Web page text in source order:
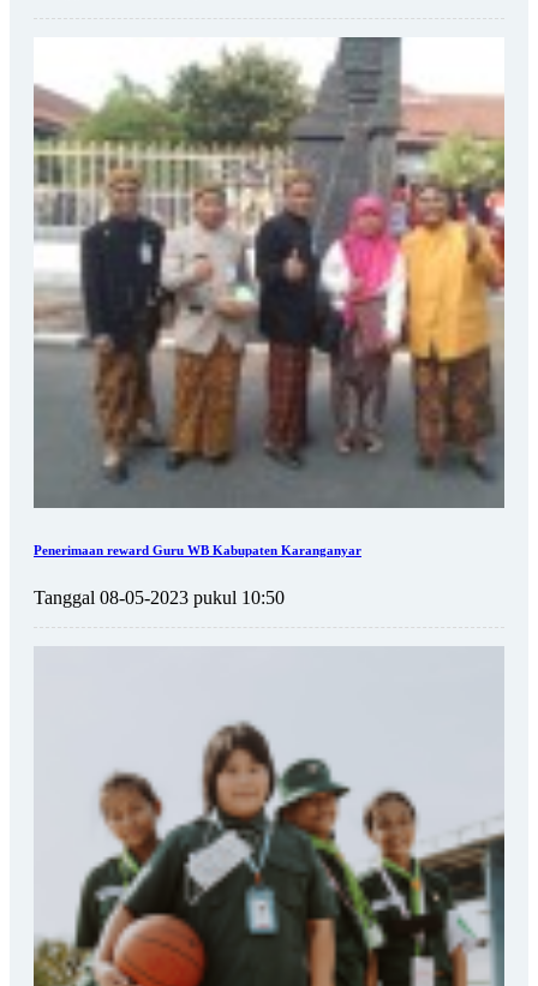
Penerimaan reward Guru WB Kabupaten Karanganyar
Tanggal 08-05-2023 pukul 10:50